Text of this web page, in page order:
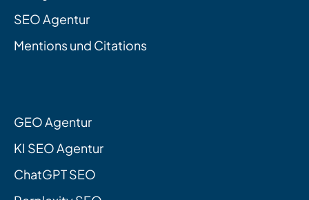
SEO Agentur
Mentions und Citations
GEO Agentur
KI SEO Agentur
ChatGPT SEO